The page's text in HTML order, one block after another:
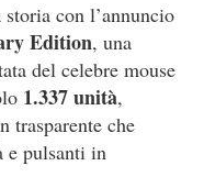
con l’annuncio
Edition, una
del celebre mouse
1.337 unità,
trasparente che
e pulsanti in